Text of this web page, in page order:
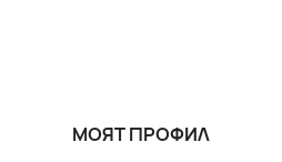
МОЯТ ПРОФИЛ